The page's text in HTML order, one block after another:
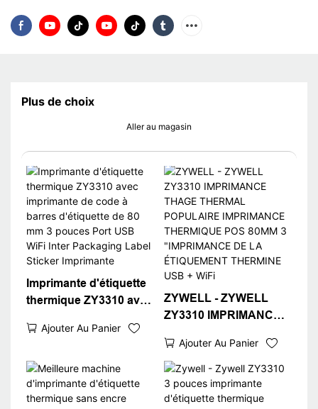
Plus de choix
Aller au magasin
Imprimante d'étiquette
thermique ZY3310 avec
barres d'étiquette de 80
WiFi Inter Packaging
Label Sticker
Imprimante
Ajouter Au Panier
ZYWELL - ZYWELL
ZY3310 IMPRIMANCE
POPULAIRE
IMPRIMANCE
THERMIQUE POS
80MM 3 "IMPRIMANCE
Ajouter Au Panier